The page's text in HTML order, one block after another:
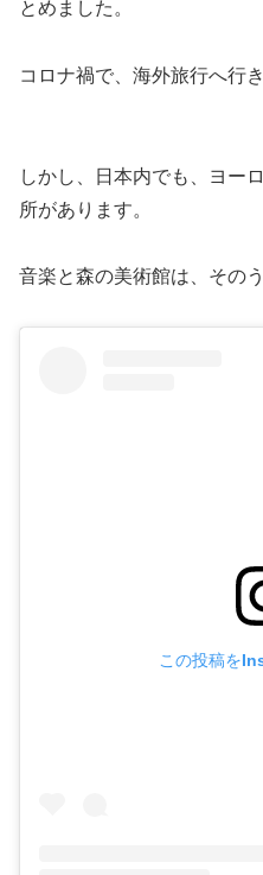
とめました。
コロナ禍で、海外旅行へ行
しかし、日本内でも、ヨー
所があります。
音楽と森の美術館は、その
この投稿を